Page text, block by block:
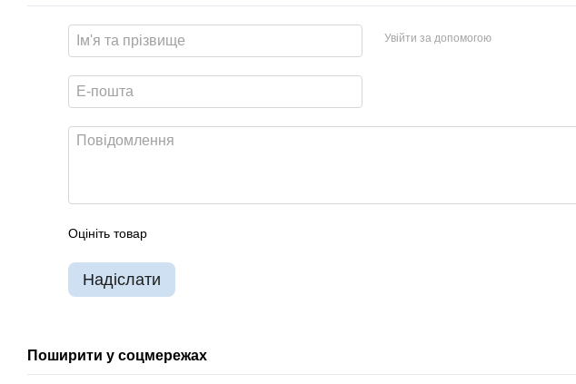
Увійти за допомогою
Оцініть товар
Надіслати
Поширити у соцмережах